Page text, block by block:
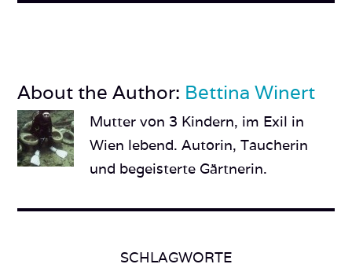
About the Author: Bettina Winert
Mutter von 3 Kindern, im Exil in
Wien lebend. Autorin, Taucherin
und begeisterte Gärtnerin.
SCHLAGWORTE